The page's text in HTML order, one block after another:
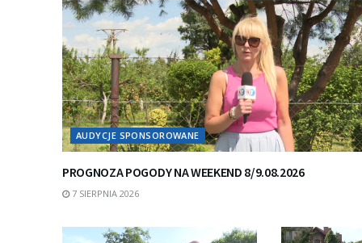
AUDYCJE SPONSOROWANE
PROGNOZA POGODY NA WEEKEND 8/9.08.2026
7 SIERPNIA 2026